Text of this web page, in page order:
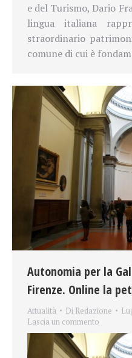
e del Turismo, Dario
lingua italiana
straordinario
comune di cui è
Autonomia per la
Firenze. Online la
Attualità Di Redazione
Lascia un commento